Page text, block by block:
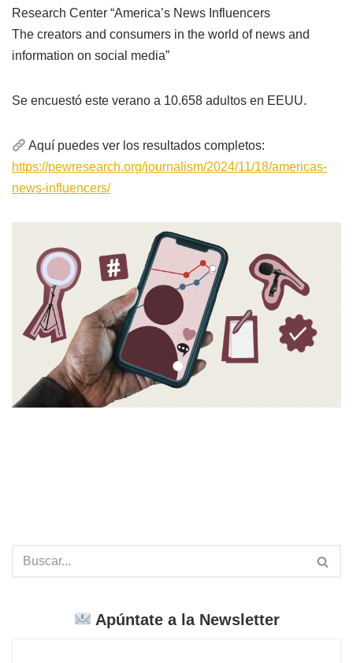
Research Center “America’s News Influencers
The creators and consumers in the world of news and
information on social media”
Se encuestó este verano a 10.658 adultos en EEUU.
Aquí puedes ver los resultados completos:
https://pewresearch.org/journalism/2024/11/18/americas-
news-influencers/
Apúntate a la Newsletter